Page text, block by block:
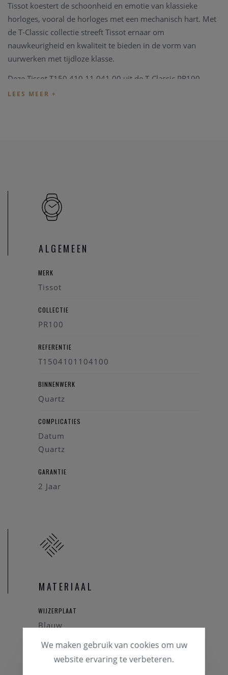
Tissot koestert de schoonheid en emotie van klassieke
horloges, vooral de horloges met een mechanisch hart. Met
de T-Classic collectie streeft Tissot ernaar om
nauwkeurigheid en kwaliteit te bieden in de vorm van
uurwerken met tijdloze klasse.
Deze Tissot T150.410.11.041.00 uit de T-Classic PR100
collectie is vervaardigd uit een 40mm zilverkleurige staal
woord staan.
ALGEMEEN
MERK
Tissot
COLLECTIE
PR100
REFERENTIE
T1504101104100
BINNENWERK
Quartz
COMPLICATIES
Datum
Quartz
GARANTIE
2 Jaar
MATERIAAL
WIJZERPLAAT
Blauw
HORLOGEKAST
Staal
We maken gebruik van cookies om uw
website ervaring te verbeteren.